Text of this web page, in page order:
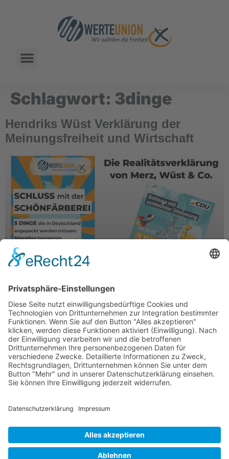
Schlagwort: 3dinge
Hendriks Wüst Verklärung der
Meinungsfreiheit und Wirtschaft
Meinungsfreiheit und Wirtschaft in NRW nichts mit
der Realität zu tun hat Nordrhein-Westfalen – das
bevölkerungsreichste Bundesland Deutschlands –
erlebt seit Jahren eine schleichende
Deindustrialisierung, […]
KONTAKT